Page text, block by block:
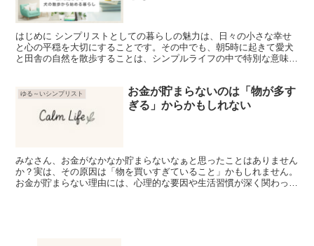
はじめに シンプリストとしての暮らしの魅力は、日々の小さな幸せ
と心の平穏を大切にすることです。その中でも、朝5時に起きて愛犬
と田舎の自然を散歩することは、シンプルライフの中で特別な意味を
ゆる～いシンプリスト
お金が貯まらないのは「物が多す
ぎる」からかもしれない
みなさん、お金がなかなか貯まらないなぁと思ったことはありません
か？実は、その原因は「物を買いすぎていること」かもしれません。
お金が貯まらない理由には、心理的な要因や生活習慣が深く関わって